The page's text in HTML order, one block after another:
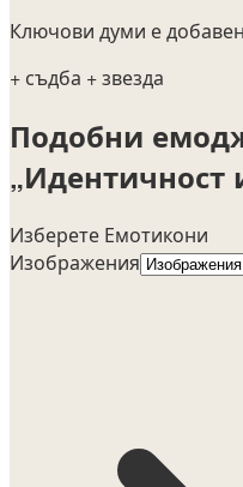
Ключови думи е
+ съдба + звезда
Подобни
„Идентичност
Изберете Емотикони
Изображения